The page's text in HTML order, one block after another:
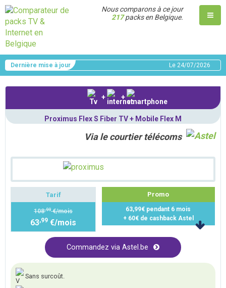
Nous comparons à ce jour
217packs en Belgique.
Dernière mise à jour Le 24/07/2026
+ +
Proximus Flex S Fiber TV + Mobile Flex M
Via le courtier télécoms
Tarif
108,99€/mois
63,99 €/mois
Promo
63,99€ pendant 6 mois
+ 60€ de cashback Astel
Commandez via Astel.be
Sans surcoût.